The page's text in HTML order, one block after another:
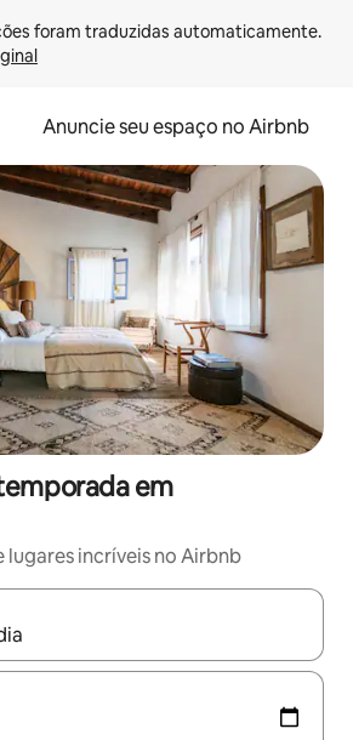
Anuncie seu espaço no Airbnb
em
lugares incríveis no Airbnb
estiverem disponíveis, explore-os